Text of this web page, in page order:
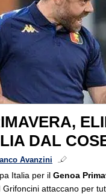
DAL
Avanzini
Italia per il Genoa
attaccano per